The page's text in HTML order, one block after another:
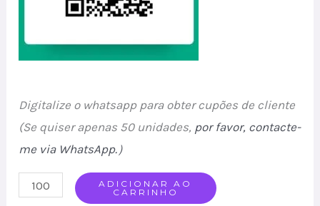
Digitalize o whatsapp para obter cupões de cliente
(Se quiser apenas 50 unidades, por favor, contacte-
me via WhatsApp. ）
ZOOY
ADICIONAR AO
CARRINHO